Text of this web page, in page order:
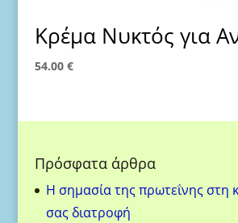
Κρέμα Νυκτός για
54.00 €
Πρόσφατα άρθρα
H σημασία της πρωτεΐνης στη
σας διατροφή